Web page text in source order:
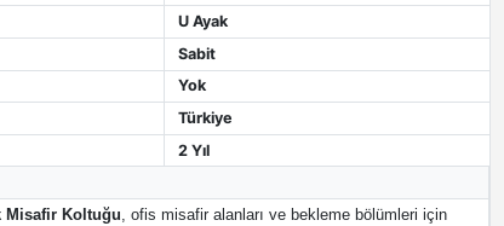
U Ayak
Sabit
Yok
Türkiye
2 Yıl
Misafir Koltuğu , ofis misafir alanları ve bekleme bölümleri için